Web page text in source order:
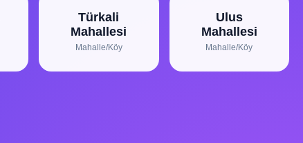
Türkali
Mahallesi
Mahalle/Köy
Ulus
Mahallesi
Mahalle/Köy